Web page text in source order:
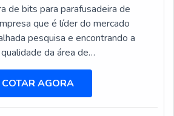
de bits para parafusadeira de
que é líder do mercado
pesquisa e encontrando a
da área de
SOBRE BITS PARA
DE BANCADAQuem busca por bits
bancada em uma empresa
na DFG Ferramentas. Na
COTAR AGORA